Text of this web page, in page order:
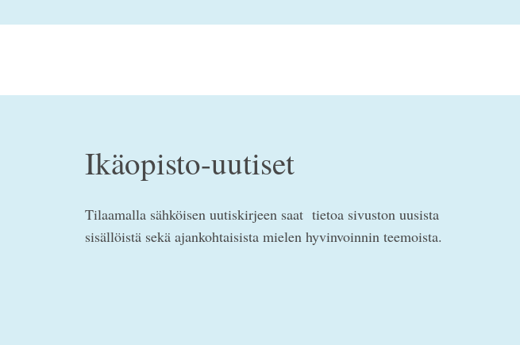
Ikäopisto-uutiset
Tilaamalla sähköisen uutiskirjeen saat tietoa sivuston uusista
sisällöistä sekä ajankohtaisista mielen hyvinvoinnin teemoista.